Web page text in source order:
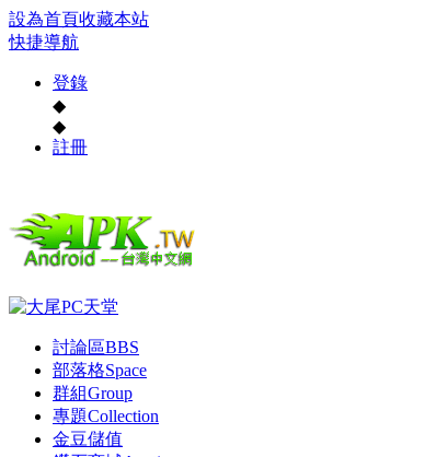
設為首頁收藏本站
快捷導航
登錄
◆
◆
註冊
討論區BBS
部落格Space
群組Group
專題Collection
金豆儲值